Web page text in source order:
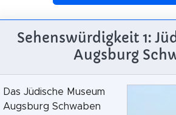
Sehenswürdigkeit 1:
Augsburg
Das Jüdische Museum
Augsburg Schwaben